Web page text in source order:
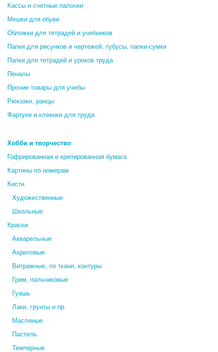
Кассы и счетные палочки
Мешки для обуви
Обложки для тетрадей и учебников
Папки для рисунков и чертежей, тубусы, папки-сумки
Папки для тетрадей и уроков труда
Пеналы
Прочие товары для учебы
Рюкзаки, ранцы
Фартуки и клеенки для труда
Хобби и творчество
Гофрированная и крепированная бумага
Картины по номерам
Кисти
Художественные
Школьные
Краски
Акварельные
Акриловые
Витражные, по ткани, контуры
Грим, пальчиковые
Гуашь
Лаки, грунты и пр.
Масляные
Пастель
Темперные